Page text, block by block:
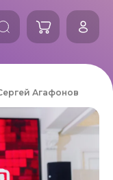
Агафонов